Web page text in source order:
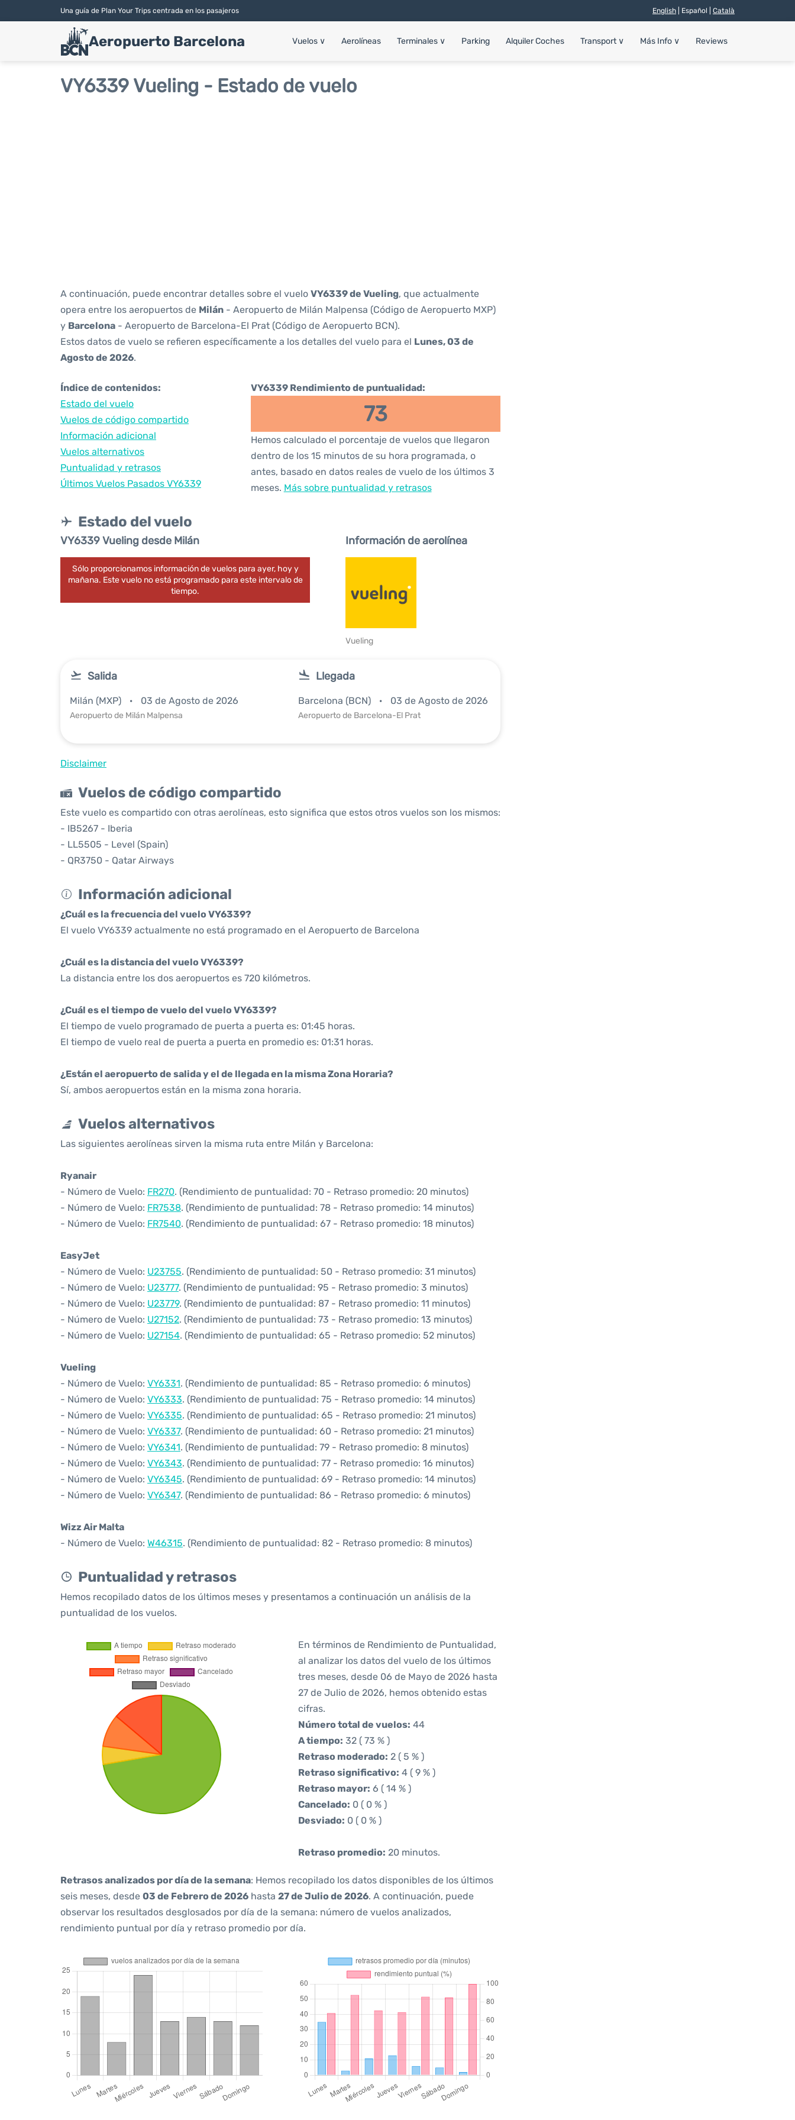
Una guía de Plan Your Trips centrada en los pasajeros English | Español | Català
Aeropuerto Barcelona Vuelos ∨ Aerolíneas Terminales ∨ Parking Alquiler Coches Transport ∨ Más Info ∨ Reviews
VY6339 Vueling - Estado de vuelo
A continuación, puede encontrar detalles sobre el vuelo VY6339 de Vueling, que actualmente
opera entre los aeropuertos de Milán - Aeropuerto de Milán Malpensa (Código de Aeropuerto MXP)
y Barcelona - Aeropuerto de Barcelona-El Prat (Código de Aeropuerto BCN).
Estos datos de vuelo se refieren específicamente a los detalles del vuelo para el Lunes, 03 de
Agosto de 2026.
Índice de contenidos:
Estado del vuelo
Vuelos de código compartido
Información adicional
Vuelos alternativos
Puntualidad y retrasos
Últimos Vuelos Pasados VY6339
VY6339 Rendimiento de puntualidad:
73
Hemos calculado el porcentaje de vuelos que llegaron
dentro de los 15 minutos de su hora programada, o
antes, basado en datos reales de vuelo de los últimos 3
meses. Más sobre puntualidad y retrasos
Estado del vuelo
VY6339 Vueling desde Milán
Sólo proporcionamos información de vuelos para ayer, hoy y
mañana. Este vuelo no está programado para este intervalo de
tiempo.
Información de aerolínea
Vueling
Salida
Milán (MXP) 03 de Agosto de 2026
Aeropuerto de Milán Malpensa
Llegada
Barcelona (BCN) 03 de Agosto de 2026
Aeropuerto de Barcelona-El Prat
Disclaimer
Vuelos de código compartido
Este vuelo es compartido con otras aerolíneas, esto significa que estos otros vuelos son los mismos:
- IB5267 - Iberia
- LL5505 - Level (Spain)
- QR3750 - Qatar Airways
Información adicional
¿Cuál es la frecuencia del vuelo VY6339?
El vuelo VY6339 actualmente no está programado en el Aeropuerto de Barcelona
¿Cuál es la distancia del vuelo VY6339?
La distancia entre los dos aeropuertos es 720 kilómetros.
¿Cuál es el tiempo de vuelo del vuelo VY6339?
El tiempo de vuelo programado de puerta a puerta es: 01:45 horas.
El tiempo de vuelo real de puerta a puerta en promedio es: 01:31 horas.
¿Están el aeropuerto de salida y el de llegada en la misma Zona Horaria?
Sí, ambos aeropuertos están en la misma zona horaria.
Vuelos alternativos
Las siguientes aerolíneas sirven la misma ruta entre Milán y Barcelona:
Ryanair
- Número de Vuelo: FR270. (Rendimiento de puntualidad: 70 - Retraso promedio: 20 minutos)
- Número de Vuelo: FR7538. (Rendimiento de puntualidad: 78 - Retraso promedio: 14 minutos)
- Número de Vuelo: FR7540. (Rendimiento de puntualidad: 67 - Retraso promedio: 18 minutos)
EasyJet
- Número de Vuelo: U23755. (Rendimiento de puntualidad: 50 - Retraso promedio: 31 minutos)
- Número de Vuelo: U23777. (Rendimiento de puntualidad: 95 - Retraso promedio: 3 minutos)
- Número de Vuelo: U23779. (Rendimiento de puntualidad: 87 - Retraso promedio: 11 minutos)
- Número de Vuelo: U27152. (Rendimiento de puntualidad: 73 - Retraso promedio: 13 minutos)
- Número de Vuelo: U27154. (Rendimiento de puntualidad: 65 - Retraso promedio: 52 minutos)
Vueling
- Número de Vuelo: VY6331. (Rendimiento de puntualidad: 85 - Retraso promedio: 6 minutos)
- Número de Vuelo: VY6333. (Rendimiento de puntualidad: 75 - Retraso promedio: 14 minutos)
- Número de Vuelo: VY6335. (Rendimiento de puntualidad: 65 - Retraso promedio: 21 minutos)
- Número de Vuelo: VY6337. (Rendimiento de puntualidad: 60 - Retraso promedio: 21 minutos)
- Número de Vuelo: VY6341. (Rendimiento de puntualidad: 79 - Retraso promedio: 8 minutos)
- Número de Vuelo: VY6343. (Rendimiento de puntualidad: 77 - Retraso promedio: 16 minutos)
- Número de Vuelo: VY6345. (Rendimiento de puntualidad: 69 - Retraso promedio: 14 minutos)
- Número de Vuelo: VY6347. (Rendimiento de puntualidad: 86 - Retraso promedio: 6 minutos)
Wizz Air Malta
- Número de Vuelo: W46315. (Rendimiento de puntualidad: 82 - Retraso promedio: 8 minutos)
Puntualidad y retrasos
Hemos recopilado datos de los últimos meses y presentamos a continuación un análisis de la
puntualidad de los vuelos.
En términos de Rendimiento de Puntualidad,
al analizar los datos del vuelo de los últimos
tres meses, desde 06 de Mayo de 2026 hasta
27 de Julio de 2026, hemos obtenido estas
cifras.
Número total de vuelos: 44
A tiempo: 32 ( 73 % )
Retraso moderado: 2 ( 5 % )
Retraso significativo: 4 ( 9 % )
Retraso mayor: 6 ( 14 % )
Cancelado: 0 ( 0 % )
Desviado: 0 ( 0 % )
Retraso promedio: 20 minutos.
Retrasos analizados por día de la semana: Hemos recopilado los datos disponibles de los últimos
seis meses, desde 03 de Febrero de 2026 hasta 27 de Julio de 2026. A continuación, puede
observar los resultados desglosados por día de la semana: número de vuelos analizados,
rendimiento puntual por día y retraso promedio por día.